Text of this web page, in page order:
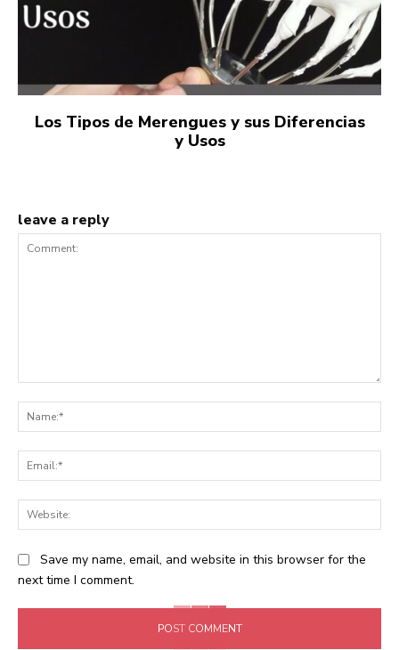
Los Tipos de Merengues y sus Diferencias
y Usos
leave a reply
Save my name, email, and website in this browser for the
next time I comment.